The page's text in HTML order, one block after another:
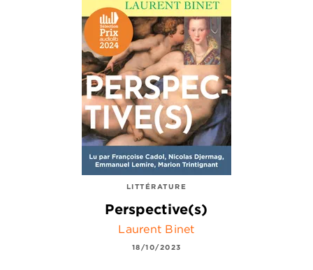
LITTÉRATURE
Perspective(s)
Laurent Binet
18/10/2023